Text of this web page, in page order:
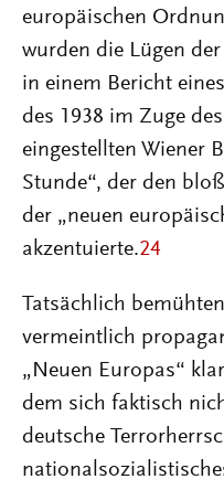
europäischen
wurden die Lügen
in einem Bericht
des 1938 im Zuge
eingestellten Wiener
Stunde“, der den
der „neuen
akzentuierte.24
Tatsächlich
vermeintlich
„Neuen Europas“
dem sich faktisch
deutsche